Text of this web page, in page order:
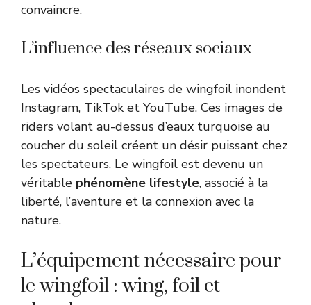
convaincre.
L’influence des réseaux sociaux
Les vidéos spectaculaires de wingfoil inondent
Instagram, TikTok et YouTube. Ces images de
riders volant au-dessus d’eaux turquoise au
coucher du soleil créent un désir puissant chez
les spectateurs. Le wingfoil est devenu un
véritable phénomène lifestyle, associé à la
liberté, l’aventure et la connexion avec la
nature.
L’équipement nécessaire pour
le wingfoil : wing, foil et